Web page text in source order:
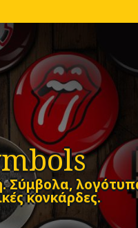
Σύμβολα,
κονκάρδες.